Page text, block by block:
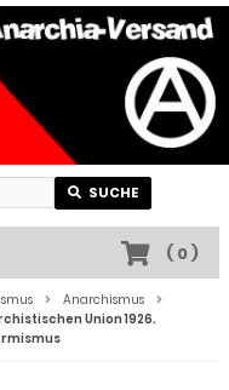
SUCHE
( 0)
Anarchismus
Union 1926.